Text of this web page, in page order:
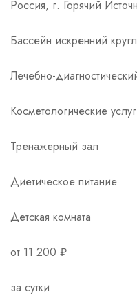
Россия, г. Горячий
Бассейн искренний
Лечебно-
Косметологические
Тренажерный зал
Диетическое питание
Детская комната
от 11 200 ₽
за сутки